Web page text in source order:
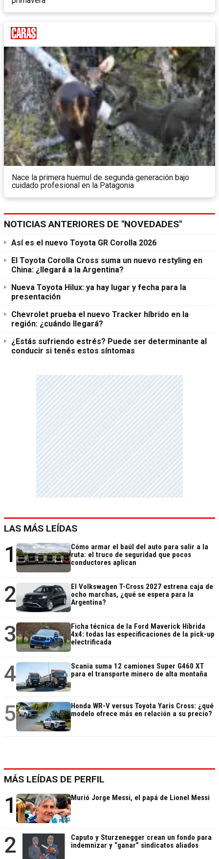
Nace la primera huemul de segunda generación bajo
cuidado profesional en la Patagonia
NOTICIAS ANTERIORES DE "NOVEDADES"
Así es el nuevo Toyota GR Corolla 2026
El Toyota Corolla Cross suma un nuevo restyling en
China: ¿llegará a la Argentina?
Nueva Toyota Hilux: ya hay lugar y fecha para la
presentación
Chevrolet prueba el nuevo Tracker híbrido en la
región: ¿cuándo llegará?
¿Estás sufriendo estrés? Puede ser determinante al
conducir si tenés estos síntomas
LAS MÁS LEÍDAS
1
Cómo armar el baúl del auto para salir a la
ruta: el truco de seguridad que pocos
conductores aplican
2
El Volkswagen T-Cross 2027 estrena caja de
ocho marchas, ¿qué se espera para la
Argentina?
3
Ficha técnica de la Ford Maverick Híbrida
4x4: todas las especificaciones de la pick-up
electrificada
4
Scania suma 12 camiones Super G460 XT
para el transporte minero de alta montaña
5
Honda WR-V versus Toyota Yaris Cross: ¿qué
modelo ofrece más en relación a su precio?
MÁS LEÍDAS DE PERFIL
1 Murió Jorge Messi, el papá de Lionel Messi
2
Caputo y Sturzenegger crean un fondo para
indemnizar y “ganar” sindicatos aliados